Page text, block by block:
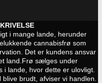
i mange lande, herunder
cannabisfrø som
Det er kundens ansvar
land. Frø sælges under
lande, hvor dette er ulovligt.
brudt, afviser vi handlen.